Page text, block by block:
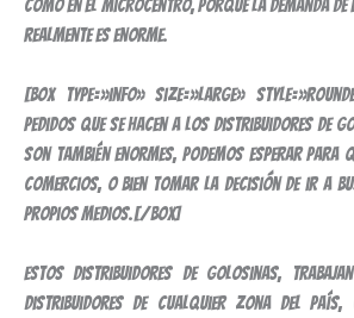
como en el microcentro, porque la demanda
realmente es enorme.
[box type=»info» size=»large»
pedidos que se hacen a los distribuidores de
son también enormes, podemos esperar
comercios, o bien tomar la decisión de ir a
propios medios.[/box]
Estos distribuidores de golosinas,
distribuidores de cualquier zona del